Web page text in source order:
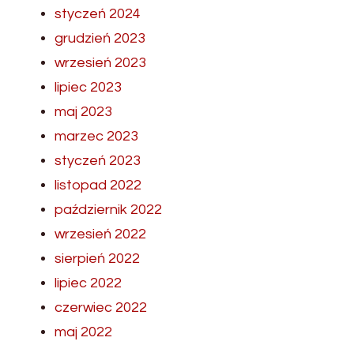
styczeń 2024
grudzień 2023
wrzesień 2023
lipiec 2023
maj 2023
marzec 2023
styczeń 2023
listopad 2022
październik 2022
wrzesień 2022
sierpień 2022
lipiec 2022
czerwiec 2022
maj 2022